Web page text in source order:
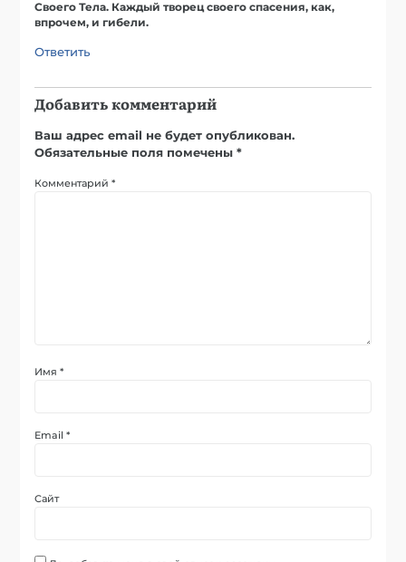
Своего Тела. Каждый творец своего спасения, как,
впрочем, и гибели.
Ответить
Добавить комментарий
Ваш адрес email не будет опубликован.
Обязательные поля помечены*
Комментарий*
Имя*
Email*
Сайт